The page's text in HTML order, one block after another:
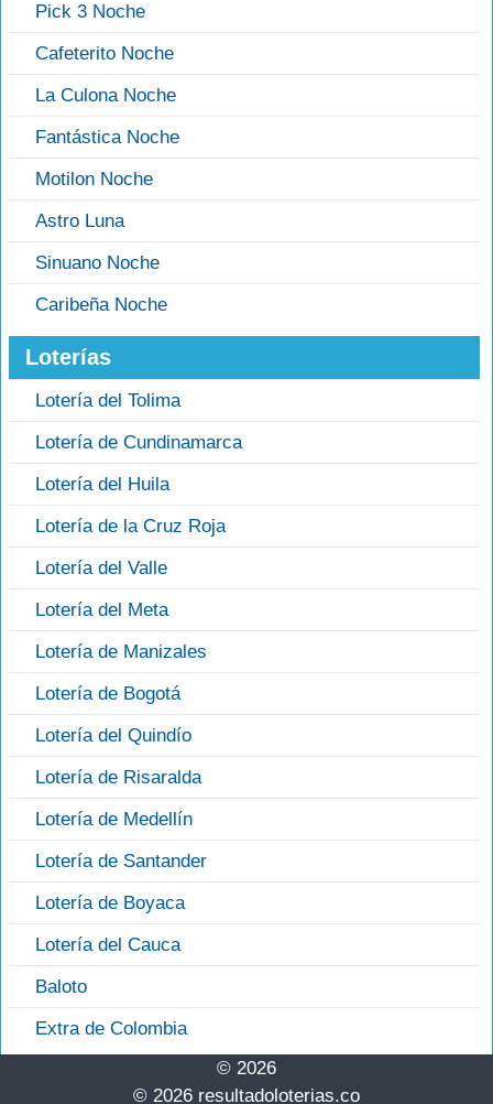
Pick 3 Noche
Cafeterito Noche
La Culona Noche
Fantástica Noche
Motilon Noche
Astro Luna
Sinuano Noche
Caribeña Noche
Loterías
Lotería del Tolima
Lotería de Cundinamarca
Lotería del Huila
Lotería de la Cruz Roja
Lotería del Valle
Lotería del Meta
Lotería de Manizales
Lotería de Bogotá
Lotería del Quindío
Lotería de Risaralda
Lotería de Medellín
Lotería de Santander
Lotería de Boyaca
Lotería del Cauca
Baloto
Extra de Colombia
© 2026
© 2026 resultadoloterias.co